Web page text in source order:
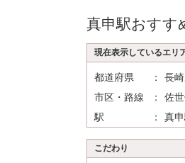
真申駅おすす
現在表示しているエリ
都道府県 長
市区・路線
佐
駅
真
こだわり